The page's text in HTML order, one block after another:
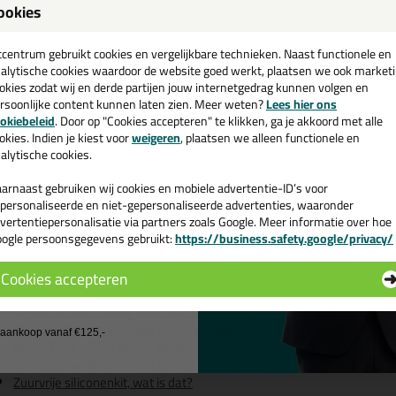
S125 310ml in Mat Bruin
je kit in een specifieke kleur? Gevonden! Deze sanitairkit Ottoseal
verschillende toepassingen. Een duurzame en veelzijdige kit welke
zoekt met gegarandeerd een topresultaat. Bestel de Ottoseal S125
en op werkdagen besteld = morgen in huis.
je meer weten over de toepassing en kenmerken van dit product?
& tricks voor Ottoseal S125 310ml
volgende blogs wordt dit product gebruikt:
De badkamer kitten? Lees hier hoe!
Gietvloer kitten, zo doe je dat!
Hoe kan je een (kunststof) binnenkozijn afkitten?
Hoe kan je kit verwijderen?
PVC vloer kitten, zo doe je dat!
Welke kit heb ik nodig voor mijn badkamer?
Welke lijm gebruik ik voor mijn PVC vloer?
Zuurvrije siliconenkit, wat is dat?
gebruikt cookies en vergelijkbare technieken. Naast functionele en
cookies waardoor de website goed werkt, plaatsen we ook
zodat wij en derde partijen jouw internetgedrag kunnen volgen en
content kunnen laten zien. Meer weten?Lees hier ons
. Door op "Cookies accepteren" te klikken, ga je akkoord met alle
Indien je kiest voorweigeren, plaatsen we alleen functionele en
cookies.
gebruiken wij cookies en mobiele advertentie-ID’s voor
en niet-gepersonaliseerde advertenties, waaronder
via partners zoals Google. Meer informatie over hoe
persoonsgegevens gebruikt:https://business.safety.google/privacy/
Cookies accepteren
💚
en ontvang een
€35,-bij je eerste bestelling!
de actiecode ›
geen cadeau
vanaf €125,-